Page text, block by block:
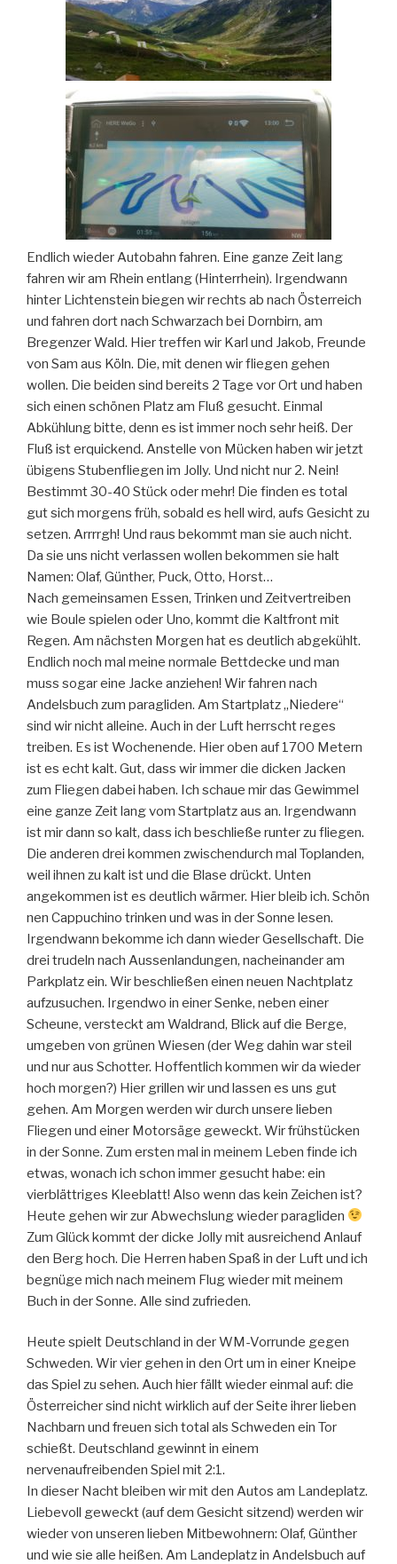
Endlich wieder Autobahn fahren. Eine ganze Zeit lang
fahren wir am Rhein entlang (Hinterrhein). Irgendwann
hinter Lichtenstein biegen wir rechts ab nach Österreich
und fahren dort nach Schwarzach bei Dornbirn, am
Bregenzer Wald. Hier treffen wir Karl und Jakob, Freunde
von Sam aus Köln. Die, mit denen wir fliegen gehen
wollen. Die beiden sind bereits 2 Tage vor Ort und haben
sich einen schönen Platz am Fluß gesucht. Einmal
Abkühlung bitte, denn es ist immer noch sehr heiß. Der
Fluß ist erquickend. Anstelle von Mücken haben wir jetzt
übigens Stubenfliegen im Jolly. Und nicht nur 2. Nein!
Bestimmt 30-40 Stück oder mehr! Die finden es total
gut sich morgens früh, sobald es hell wird, aufs Gesicht zu
setzen. Arrrrgh! Und raus bekommt man sie auch nicht.
Da sie uns nicht verlassen wollen bekommen sie halt
Namen: Olaf, Günther, Puck, Otto, Horst…
Nach gemeinsamen Essen, Trinken und Zeitvertreiben
wie Boule spielen oder Uno, kommt die Kaltfront mit
Regen. Am nächsten Morgen hat es deutlich abgekühlt.
Endlich noch mal meine normale Bettdecke und man
muss sogar eine Jacke anziehen! Wir fahren nach
Andelsbuch zum paragliden. Am Startplatz „Niedere“
sind wir nicht alleine. Auch in der Luft herrscht reges
treiben. Es ist Wochenende. Hier oben auf 1700 Metern
ist es echt kalt. Gut, dass wir immer die dicken Jacken
zum Fliegen dabei haben. Ich schaue mir das Gewimmel
eine ganze Zeit lang vom Startplatz aus an. Irgendwann
ist mir dann so kalt, dass ich beschließe runter zu fliegen.
Die anderen drei kommen zwischendurch mal Toplanden,
weil ihnen zu kalt ist und die Blase drückt. Unten
angekommen ist es deutlich wärmer. Hier bleib ich. Schön
nen Cappuchino trinken und was in der Sonne lesen.
Irgendwann bekomme ich dann wieder Gesellschaft. Die
drei trudeln nach Aussenlandungen, nacheinander am
Parkplatz ein. Wir beschließen einen neuen Nachtplatz
aufzusuchen. Irgendwo in einer Senke, neben einer
Scheune, versteckt am Waldrand, Blick auf die Berge,
umgeben von grünen Wiesen (der Weg dahin war steil
und nur aus Schotter. Hoffentlich kommen wir da wieder
hoch morgen?) Hier grillen wir und lassen es uns gut
gehen. Am Morgen werden wir durch unsere lieben
Fliegen und einer Motorsäge geweckt. Wir frühstücken
in der Sonne. Zum ersten mal in meinem Leben finde ich
etwas, wonach ich schon immer gesucht habe: ein
vierblättriges Kleeblatt! Also wenn das kein Zeichen ist?
Heute gehen wir zur Abwechslung wieder paragliden
Zum Glück kommt der dicke Jolly mit ausreichend Anlauf
den Berg hoch. Die Herren haben Spaß in der Luft und ich
begnüge mich nach meinem Flug wieder mit meinem
Buch in der Sonne. Alle sind zufrieden.
Heute spielt Deutschland in der WM-Vorrunde gegen
Schweden. Wir vier gehen in den Ort um in einer Kneipe
das Spiel zu sehen. Auch hier fällt wieder einmal auf: die
Österreicher sind nicht wirklich auf der Seite ihrer lieben
Nachbarn und freuen sich total als Schweden ein Tor
schießt. Deutschland gewinnt in einem
nervenaufreibenden Spiel mit 2:1.
In dieser Nacht bleiben wir mit den Autos am Landeplatz.
Liebevoll geweckt (auf dem Gesicht sitzend) werden wir
wieder von unseren lieben Mitbewohnern: Olaf, Günther
und wie sie alle heißen. Am Landeplatz in Andelsbuch auf